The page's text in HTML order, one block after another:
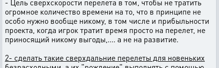
- Цель сверхскорости перелета в том, чтобы не тратить
огромное количество времени на то, что в принципе не
особо нужно вообще никому, в том числе и прибыльности
проекта, когда игрок тратит время просто на перелет, не
приносящий никому выгоды,.... а не на развитие.
2- сделать такие сверхдальние перелеты для новеньких